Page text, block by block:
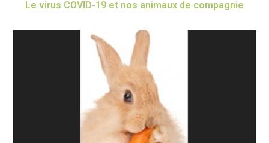
Le virus COVID-19 et nos animaux de compagnie